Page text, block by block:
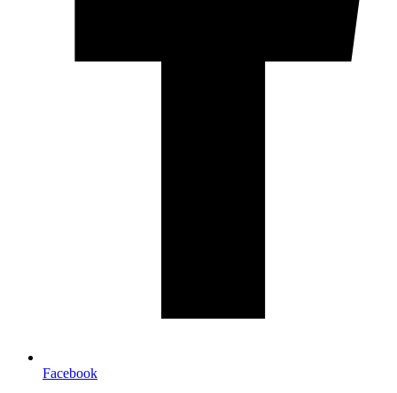
Facebook